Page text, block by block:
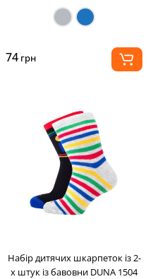
1068
74 грн
Набір дитячих шкарпеток із 2-
х штук із бавовни DUNA 1504